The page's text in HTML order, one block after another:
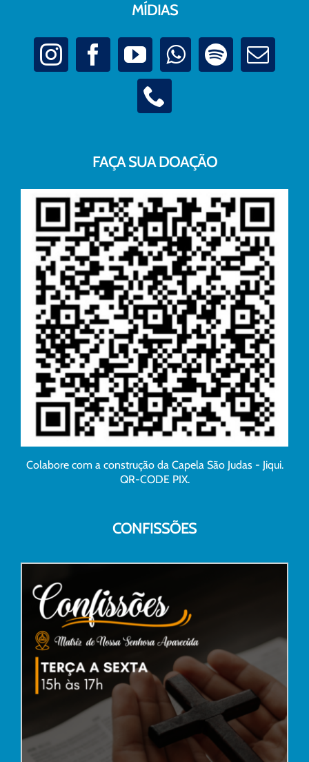
MÍDIAS
FAÇA SUA DOAÇÃO
Colabore com a construção da Capela São Judas - Jiqui.
QR-CODE PIX.
CONFISSÕES